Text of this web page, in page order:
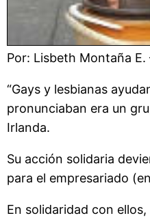
Por: Lisbeth Montaña E.
“Gays y lesbianas
pronunciaban era un
Irlanda.
Su acción solidaria
para el empresariado
En solidaridad con